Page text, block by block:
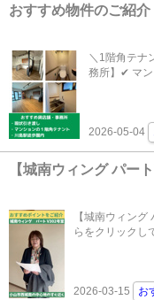
おすすめ物件のご紹介
＼1階角テナ
務所】✔ マン
2026-05-04
【城南ウィング パー
【城南ウィン
らをクリックし
2026-03-15 お